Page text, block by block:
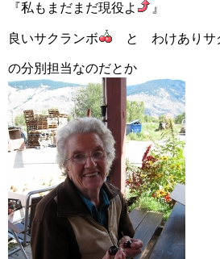
『私もまだまだ現役よ 』
良いサクランボ と わけありサ
の分別担当なのだとか